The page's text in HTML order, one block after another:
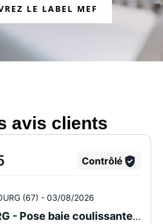
LE LABEL MEF
avis clients
Contrôlé
(67) - 03/08/2026
67 STRASBOURG - Pose baie coulissante alu syma ultim sybaie